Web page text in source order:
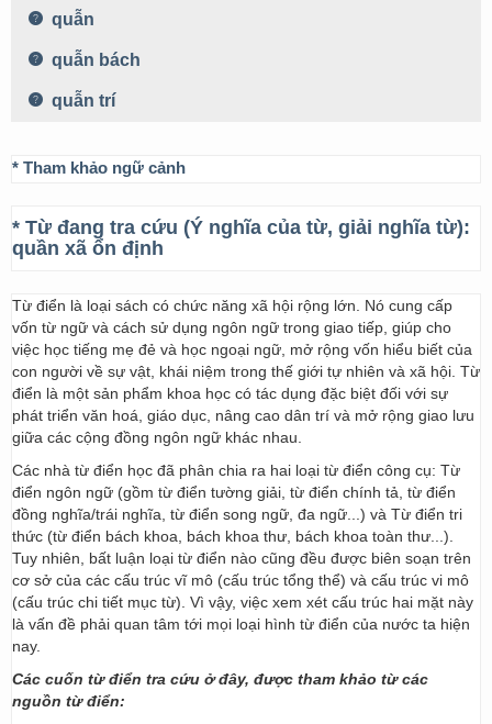
quẫn
quẫn bách
quẫn trí
* Tham khảo ngữ cảnh
* Từ đang tra cứu (Ý nghĩa của từ, giải nghĩa từ):
quần xã ổn định
Từ điển là loại sách có chức năng xã hội rộng lớn. Nó cung cấp
vốn từ ngữ và cách sử dụng ngôn ngữ trong giao tiếp, giúp cho
việc học tiếng mẹ đẻ và học ngoại ngữ, mở rộng vốn hiểu biết của
con người về sự vật, khái niệm trong thế giới tự nhiên và xã hội. Từ
điển là một sản phẩm khoa học có tác dụng đặc biệt đối với sự
phát triển văn hoá, giáo dục, nâng cao dân trí và mở rộng giao lưu
giữa các cộng đồng ngôn ngữ khác nhau.
Các nhà từ điển học đã phân chia ra hai loại từ điển công cụ: Từ
điển ngôn ngữ (gồm từ điển tường giải, từ điển chính tả, từ điển
đồng nghĩa/trái nghĩa, từ điển song ngữ, đa ngữ...) và Từ điển tri
thức (từ điển bách khoa, bách khoa thư, bách khoa toàn thư...).
Tuy nhiên, bất luận loại từ điển nào cũng đều được biên soạn trên
cơ sở của các cấu trúc vĩ mô (cấu trúc tổng thể) và cấu trúc vi mô
(cấu trúc chi tiết mục từ). Vì vậy, việc xem xét cấu trúc hai mặt này
là vấn đề phải quan tâm tới mọi loại hình từ điển của nước ta hiện
nay.
Các cuốn từ điển tra cứu ở đây, được tham khảo từ các
nguồn từ điển: